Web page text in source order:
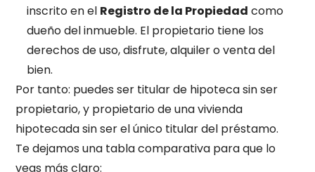
inscrito en el Registro de la Propiedad como
dueño del inmueble. El propietario tiene los
derechos de uso, disfrute, alquiler o venta del
bien.
Por tanto: puedes ser titular de hipoteca sin ser
propietario, y propietario de una vivienda
hipotecada sin ser el único titular del préstamo.
Te dejamos una tabla comparativa para que lo
veas más claro: